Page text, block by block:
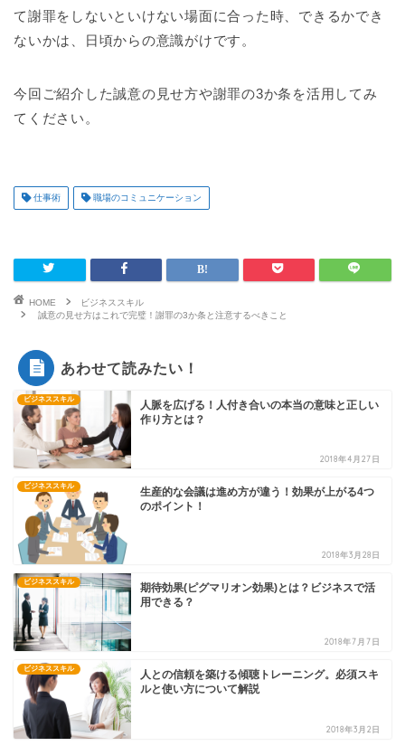
て謝罪をしないといけない場面に合った時、できるかでき
ないかは、日頃からの意識がけです。
今回ご紹介した誠意の見せ方や謝罪の3か条を活用してみ
てください。
仕事術 職場のコミュニケーション
HOME
ビジネススキル
誠意の見せ方はこれで完璧！謝罪の3か条と注意するべきこと
あわせて読みたい！
ビジネススキル
人脈を広げる！人付き合いの本当の意味と正しい
作り方とは？
2018年4月27日
ビジネススキル
生産的な会議は進め方が違う！効果が上がる4つ
のポイント！
2018年3月28日
ビジネススキル
期待効果(ピグマリオン効果)とは？ビジネスで活
用できる？
2018年7月7日
ビジネススキル
人との信頼を築ける傾聴トレーニング。必須スキ
ルと使い方について解説
2018年3月2日